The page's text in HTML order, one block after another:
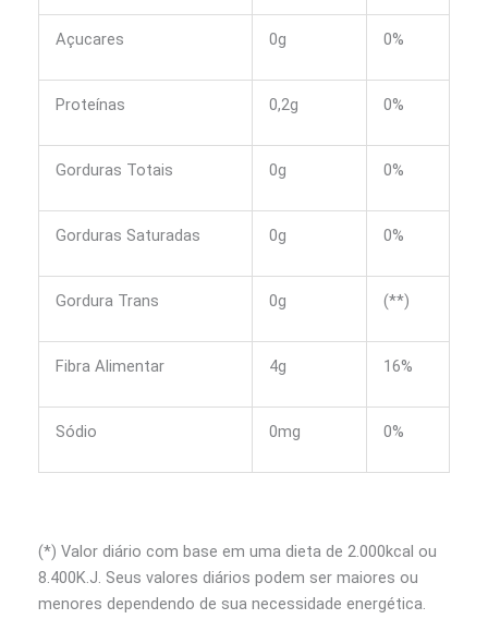
Açucares 0g 0%
Proteínas 0,2g 0%
Gorduras Totais 0g 0%
Gorduras Saturadas 0g 0%
Gordura Trans 0g (**)
Fibra Alimentar 4g 16%
Sódio 0mg 0%
(*) Valor diário com base em uma dieta de 2.000kcal ou
8.400K.J. Seus valores diários podem ser maiores ou
menores dependendo de sua necessidade energética.